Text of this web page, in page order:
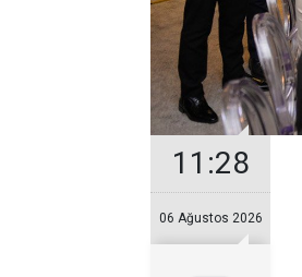
11:28
06 Ağustos 2026